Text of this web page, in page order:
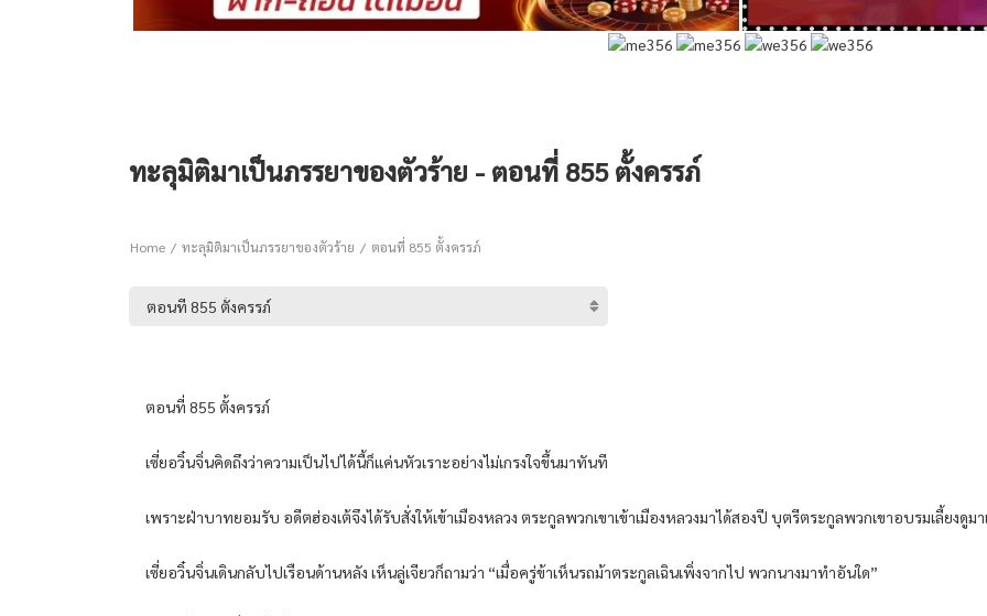
ทะลุมิติมาเป็นภรรยาของตัวร้าย - ตอนที่ 855 ตั้งครรภ์
Home ทะลุมิติมาเป็นภรรยาของตัวร้าย ตอนที่ 855 ตั้งครรภ์
ตอนที่ 855 ตั้งครรภ์
เซี่ยอวิ๋นจิ่นคิดถึงว่าความเป็นไปได้นี้ก็แค่นหัวเราะอย่างไม่เกรงใจขึ้นมาทันที
เพราะฝ่าบาทยอมรับ อดีตฮ่องเต้จึงได้รับสั่งให้เข้าเมืองหลวง ตระกูลพวกเขาเข้าเมืองหลวงมาได้สองปี บุตรีตระกูลพวกเขาอบรมเลี้ยงดูม
เซี่ยอวิ๋นจิ่นเดินกลับไปเรือนด้านหลัง เห็นลู่เจียวก็ถามว่า “เมื่อครู่ข้าเห็นรถม้าตระกูลเฉินเพิ่งจากไป พวกนางมาทำอันใด”